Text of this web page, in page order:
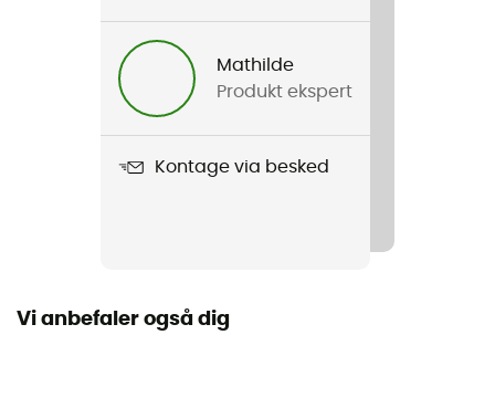
Anti-Insect - Deet spray 50%
Mathilde
Produkt ekspert
Kontage via besked
Vi anbefaler også dig